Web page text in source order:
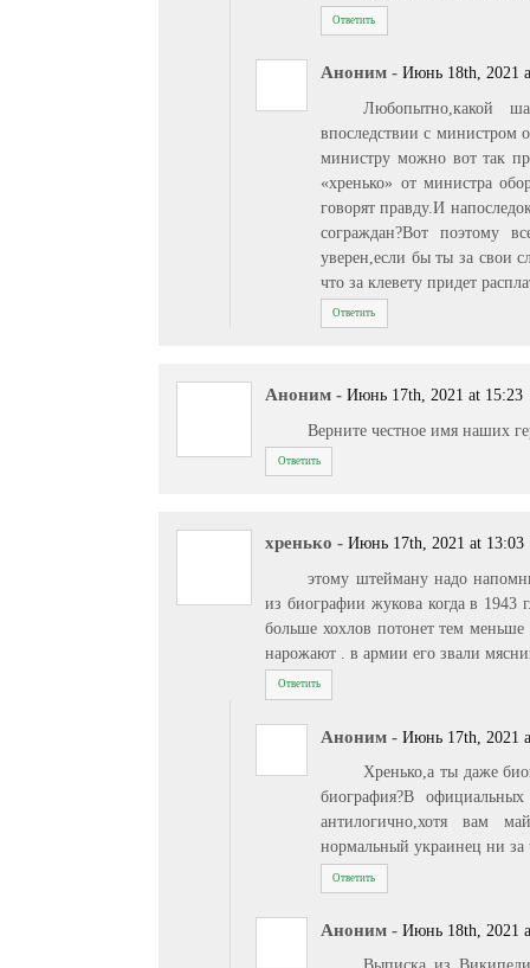
Ответить
Аноним - Июнь 18th, 2021
Любопытно,какой
впоследствии с министром
министру можно вот так
«хренько» от министра
говорят правду.И
сограждан?Вот поэтому
уверен,если бы ты за свои
что за клевету придет
Ответить
Аноним - Июнь 17th, 2021 at 15:23
Верните честное имя наших
Ответить
хренько - Июнь 17th, 2021 at 13:03
этому штейману надо
из биографии жукова когда в 1943
больше хохлов потонет тем
нарожают . в армии его звали
Ответить
Аноним - Июнь 17th, 2021
Хренько,а ты даже
биография?В
антилогично,хотя вам
нормальный украинец ни за
Ответить
Аноним - Июнь 18th, 2021